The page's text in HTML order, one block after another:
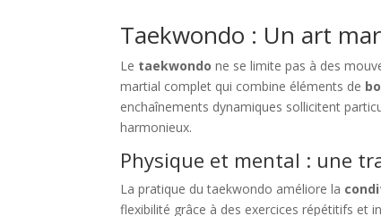
Taekwondo : Un art
Le taekwondo ne se limite pas à des
martial complet qui combine éléments de
enchaînements dynamiques sollicitent
harmonieux.
Physique et mental : une
La pratique du taekwondo améliore la
flexibilité grâce à des exercices répétitifs et